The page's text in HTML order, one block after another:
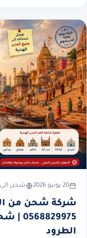
20 يونيو 2026 شحن الى
شركة شحن من
الطرود